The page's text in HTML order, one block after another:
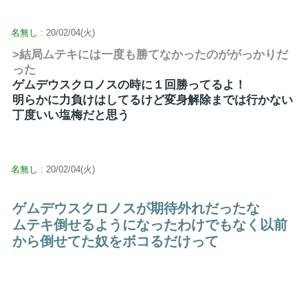
名無し : 20/02/04(火)
>結局ムテキには一度も勝てなかったのががっかりだ
った
ゲムデウスクロノスの時に１回勝ってるよ！
明らかに力負けはしてるけど変身解除までは行かない
丁度いい塩梅だと思う
名無し : 20/02/04(火)
ゲムデウスクロノスが期待外れだったな
ムテキ倒せるようになったわけでもなく以前
から倒せてた奴をボコるだけって